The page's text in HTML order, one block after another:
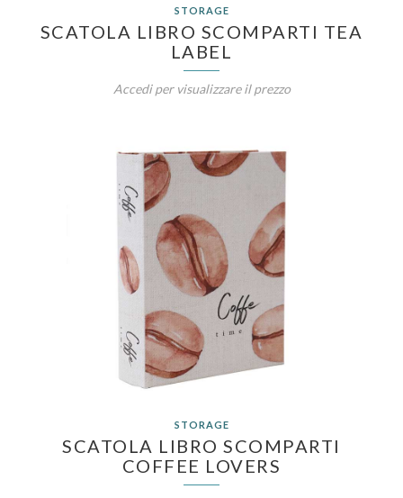
STORAGE
SCATOLA LIBRO SCOMPARTI TEA
LABEL
Accedi per visualizzare il prezzo
STORAGE
SCATOLA LIBRO SCOMPARTI
COFFEE LOVERS